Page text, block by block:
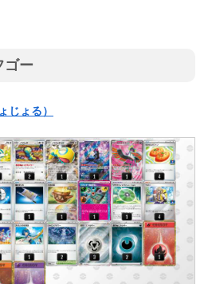
ゴー
じょる）